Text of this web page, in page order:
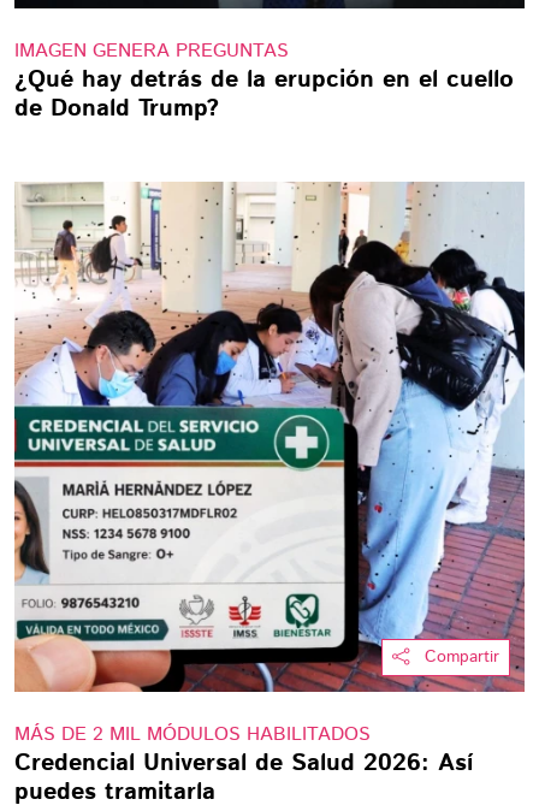
IMAGEN GENERA PREGUNTAS
¿Qué hay detrás de la erupción en el cuello
de Donald Trump?
Compartir
MÁS DE 2 MIL MÓDULOS HABILITADOS
Credencial Universal de Salud 2026: Así
puedes tramitarla